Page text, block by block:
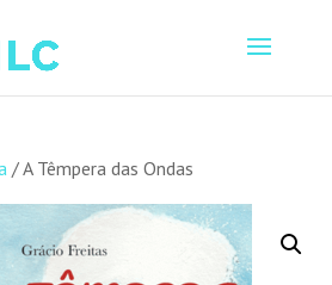
/ A Têmpera das Ondas